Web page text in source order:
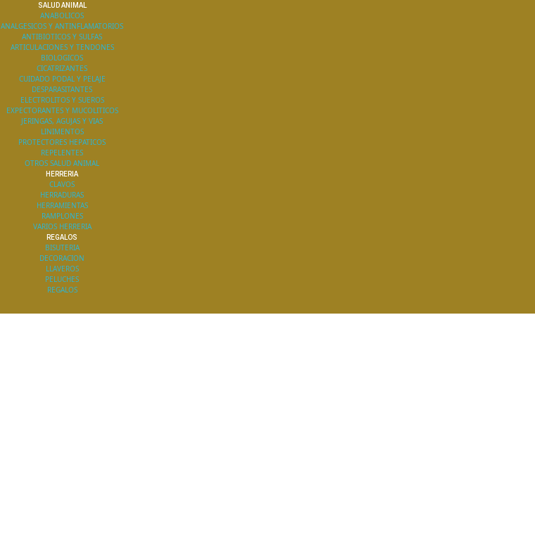
SALUD ANIMAL
ANABOLICOS
ANALGESICOS Y ANTINFLAMATORIOS
ANTIBIOTICOS Y SULFAS
ARTICULACIONES Y TENDONES
BIOLOGICOS
CICATRIZANTES
CUIDADO PODAL Y PELAJE
DESPARASITANTES
ELECTROLITOS Y SUEROS
EXPECTORANTES Y MUCOLITICOS
JERINGAS, AGUJAS Y VIAS
LINIMENTOS
PROTECTORES HEPATICOS
REPELENTES
OTROS SALUD ANIMAL
HERRERIA
CLAVOS
HERRADURAS
HERRAMIENTAS
RAMPLONES
VARIOS HERRERIA
REGALOS
BISUTERIA
DECORACION
LLAVEROS
PELUCHES
REGALOS